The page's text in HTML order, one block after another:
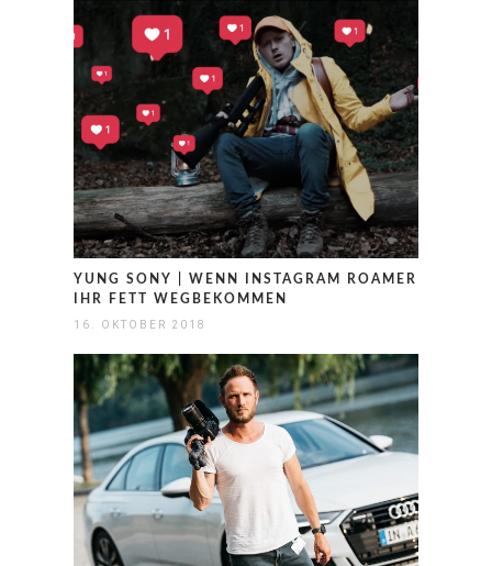
YUNG SONY | WENN INSTAGRAM ROAMER
IHR FETT WEGBEKOMMEN
16. OKTOBER 2018